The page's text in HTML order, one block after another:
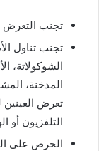
تجنب التعرض
تجنب تناول
الشوكولاتة،
المدخنة،
تعرض
التلفزيون أو
الحرص على